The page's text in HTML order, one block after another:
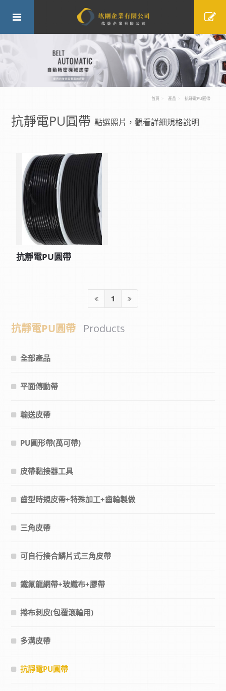
首頁 產品 抗靜電PU圓帶
抗靜電PU圓帶點選照片，觀看詳細規格說明
抗靜電PU圓帶
1
抗靜電PU圓帶 Products
全部產品
平面傳動帶
輸送皮帶
PU圓形帶(萬可帶)
皮帶黏接器工具
齒型時規皮帶+特殊加工+齒輪製做
三角皮帶
可自行接合鱗片式三角皮帶
鐵氟龍網帶+玻纖布+膠帶
捲布刺皮(包覆滾輪用)
多溝皮帶
抗靜電PU圓帶